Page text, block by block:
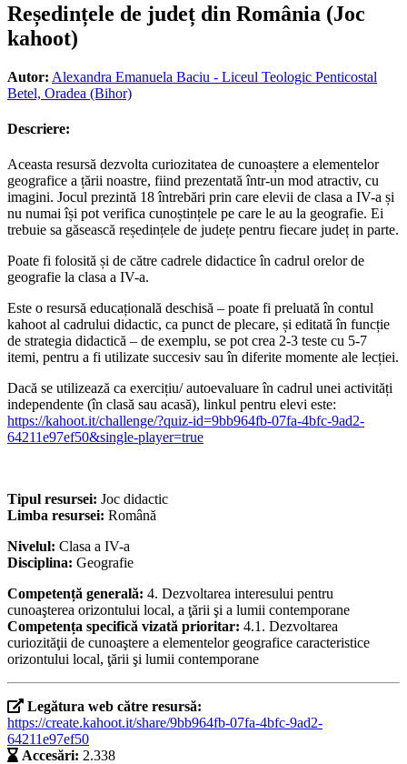
Reședințele de județ din România (Joc
kahoot)
Autor: Alexandra Emanuela Baciu - Liceul Teologic Penticostal
Betel, Oradea (Bihor)
Descriere:
Aceasta resursă dezvolta curiozitatea de cunoaștere a elementelor
geografice a țării noastre, fiind prezentată într-un mod atractiv, cu
imagini. Jocul prezintă 18 întrebări prin care elevii de clasa a IV-a și
nu numai își pot verifica cunoștințele pe care le au la geografie. Ei
trebuie sa găsească reședințele de județe pentru fiecare județ in parte.
Poate fi folosită și de către cadrele didactice în cadrul orelor de
geografie la clasa a IV-a.
Este o resursă educațională deschisă – poate fi preluată în contul
kahoot al cadrului didactic, ca punct de plecare, și editată în funcție
de strategia didactică – de exemplu, se pot crea 2-3 teste cu 5-7
itemi, pentru a fi utilizate succesiv sau în diferite momente ale lecției.
Dacă se utilizează ca exercițiu/ autoevaluare în cadrul unei activități
independente (în clasă sau acasă), linkul pentru elevi este:
https://kahoot.it/challenge/?quiz-id=9bb964fb-07fa-4bfc-9ad2-
64211e97ef50&single-player=true
Tipul resursei: Joc didactic
Limba resursei: Română
Nivelul: Clasa a IV-a
Disciplina: Geografie
Competență generală: 4. Dezvoltarea interesului pentru
cunoaşterea orizontului local, a ţării şi a lumii contemporane
Competența specifică vizată prioritar: 4.1. Dezvoltarea
curiozităţii de cunoaştere a elementelor geografice caracteristice
orizontului local, ţării şi lumii contemporane
Legătura web către resursă:
https://create.kahoot.it/share/9bb964fb-07fa-4bfc-9ad2-
64211e97ef50
Accesări: 2.338